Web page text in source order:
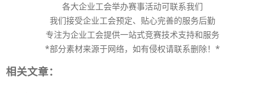
各大企业工会举办赛事活动可联系我们
我们接受企业工会预定、贴心完善的服务后勤
专注为企业工会提供一站式竞赛技术支持和服务
*部分素材来源于网络，如有侵权请联系删除！*
相关文章：